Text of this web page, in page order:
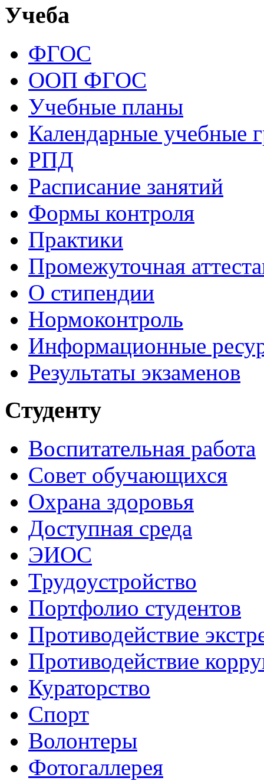
Учеба
ФГОС
ООП ФГОС
Учебные планы
Календарные учебные
РПД
Расписание занятий
Формы контроля
Практики
Промежуточная
О стипендии
Нормоконтроль
Информационные
Результаты экзаменов
Студенту
Воспитательная работа
Совет обучающихся
Охрана здоровья
Доступная среда
ЭИОС
Трудоустройство
Портфолио студентов
Противодействие
Противодействие
Кураторство
Спорт
Волонтеры
Фотогаллерея